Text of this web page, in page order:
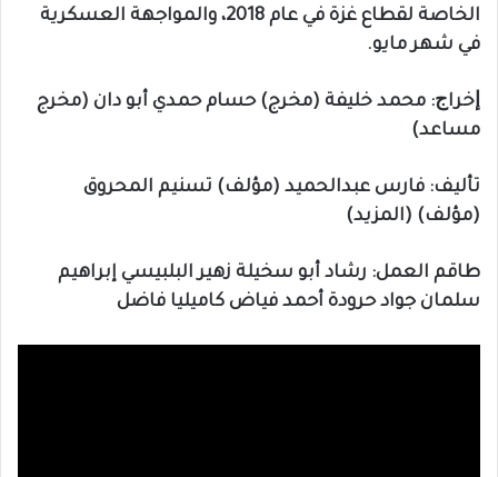
الخاصة لقطاع غزة في عام 2018، والمواجهة العسكرية
في شهر مايو.
ﺇﺧﺮاﺝ: محمد خليفة (مخرج) حسام حمدي أبو دان (مخرج
مساعد)
ﺗﺄﻟﻴﻒ: فارس عبدالحميد (مؤلف) تسنيم المحروق
(مؤلف) (المزيد)
طاقم العمل: رشاد أبو سخيلة زهير البلبيسي إبراهيم
سلمان جواد حرودة أحمد فياض كاميليا فاضل